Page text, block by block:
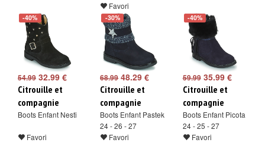
Favori
-40%
54.99 32.99 €
Citrouille et
compagnie
Boots Enfant Nesti
Favori
-30%
68.9948.29 €
Citrouille et
compagnie
Boots Enfant Pastek
24 - 26 - 27
Favori
-40%
59.9935.99 €
Citrouille et
compagnie
Boots Enfant Picota
24 - 25 - 27
Favori